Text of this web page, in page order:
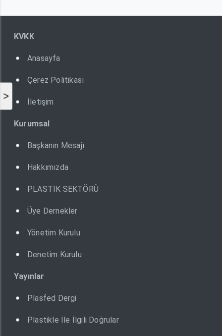
>
KVKK
Anasayfa
Çerez Politikası
İletişim
Kurumsal
Başkanın Mesajı
Hakkımızda
PLASTİK SEKTÖRÜ
Üye Dernekler
Yönetim Kurulu
Denetim Kurulu
Yayınlar
Plasfed Dergi
Plastikle İle İlgili Doğrular